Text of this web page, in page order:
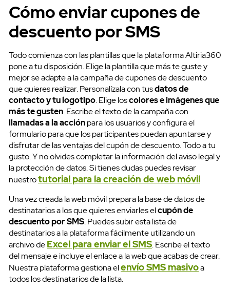
SMS Masivos
Cómo enviar cupones de
descuento por SMS
Todo comienza con las plantillas que la plataforma Altiria360
pone a tu disposición. Elige la plantilla que más te guste y
mejor se adapte a la campaña de cupones de descuento
que quieres realizar. Personalízala con tusdatos de
contacto y tu logotipo. Elige loscolores e imágenes que
más te gusten. Escribe el texto de la campaña con
llamadas a la acciónpara los usuarios y configura el
formulario para que los participantes puedan apuntarse y
disfrutar de las ventajas del cupón de descuento. Todo a tu
gusto. Y no olvides completar la información del aviso legal y
la protección de datos. Si tienes dudas puedes revisar
nuestrotutorial para la creación de web móvil
Una vez creada la web móvil prepara la base de datos de
destinatarios a los que quieres enviarles elcupón de
descuento por SMS. Puedes subir esta lista de
destinatarios a la plataforma fácilmente utilizando un
archivo deExcel para enviar el SMS. Escribe el texto
del mensaje e incluye el enlace a la web que acabas de crear.
Nuestra plataforma gestiona elenvío SMS masivoa
todos los destinatarios de la lista.